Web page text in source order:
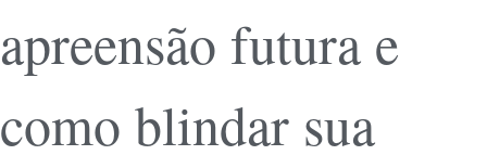
apreensão futura e
como blindar sua